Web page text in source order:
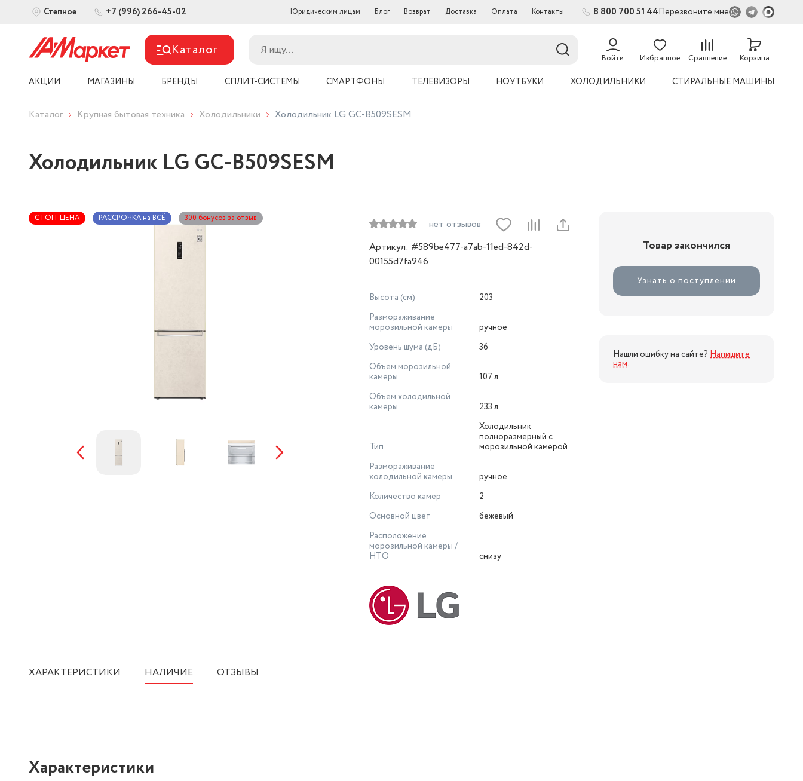
Степное +7 (996) 266-45-02 Юридическим лицам Блог Возврат Доставка Оплата Контакты 8 800 700 51 44Перезвоните мне
Каталог Войти Избранное Сравнение Корзина
АКЦИИ МАГАЗИНЫ БРЕНДЫ СПЛИТ-СИСТЕМЫ СМАРТФОНЫ ТЕЛЕВИЗОРЫ НОУТБУКИ ХОЛОДИЛЬНИКИ СТИРАЛЬНЫЕ МАШИНЫ
Каталог Крупная бытовая техника Холодильники Холодильник LG GC-B509SESM
Холодильник LG GC-B509SESM
СТОП-ЦЕНА РАССРОЧКА на ВСЁ 300 бонусов за отзыв
нет отзывов
Артикул: #589be477-a7ab-11ed-842d-
00155d7fa946
Высота (см)
203
Размораживание
морозильной камеры
ручное
Уровень шума (дБ)
36
Объем морозильной
камеры
107 л
Объем холодильной
камеры
233 л
Тип
Холодильник
полноразмерный с
морозильной камерой
Размораживание
холодильной камеры
ручное
Количество камер
2
Основной цвет
бежевый
Расположение
морозильной камеры /
НТО
снизу
Товар закончился
Узнать о поступлении
Нашли ошибку на сайте? Напишите
нам.
ХАРАКТЕРИСТИКИ НАЛИЧИЕ ОТЗЫВЫ
Характеристики